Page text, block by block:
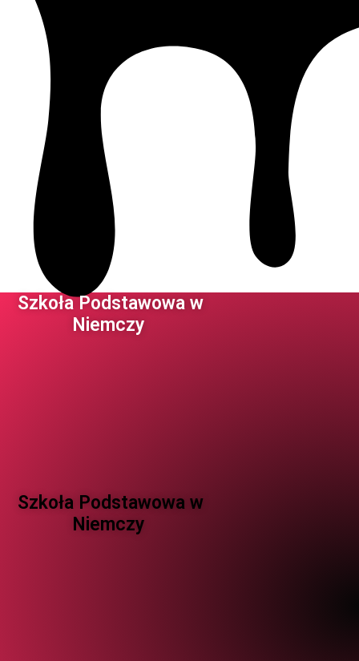
Szkoła Podstawowa w
Niemczy ​
Szkoła Podstawowa w
Niemczy ​